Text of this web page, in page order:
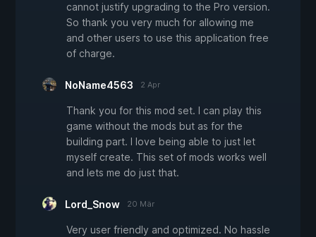
cannot justify upgrading to the Pro version.
So thank you very much for allowing me
and other users to use this application free
of charge.
NoName4563 2 Apr
Thank you for this mod set. I can play this
game without the mods but as for the
building part. I love being able to just let
myself create. This set of mods works well
and lets me do just that.
Lord_Snow 20 Mär
Very user friendly and optimized. No hassle